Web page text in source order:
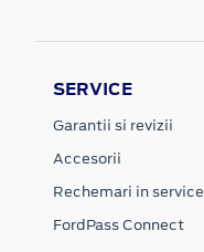
SERVICE
Garantii si revizii
Accesorii
Rechemari in service
FordPass Connect